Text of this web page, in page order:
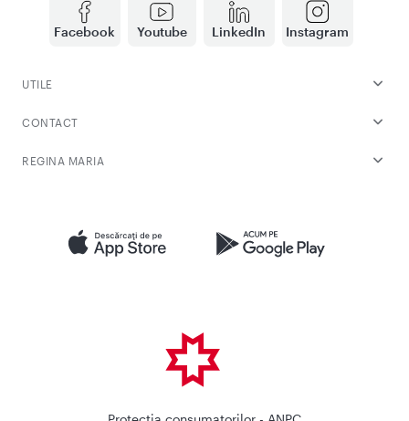
Facebook Youtube LinkedIn Instagram
UTILE
CONTACT
REGINA MARIA